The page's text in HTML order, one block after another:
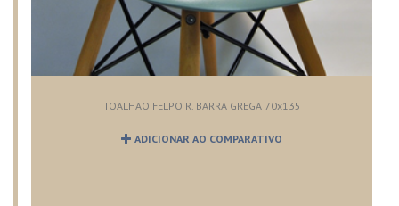
TOALHAO FELPO R. BARRA GREGA 70x135
ADICIONAR AO COMPARATIVO